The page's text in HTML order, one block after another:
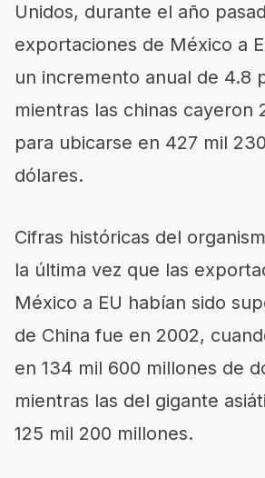
Unidos, durante el año
exportaciones de México a
un incremento anual de 4.8
mientras las chinas cayeron
para ubicarse en 427 mil
dólares.
Cifras históricas del
la última vez que las
México a EU habían sido
de China fue en 2002,
en 134 mil 600 millones de
mientras las del gigante
125 mil 200 millones.